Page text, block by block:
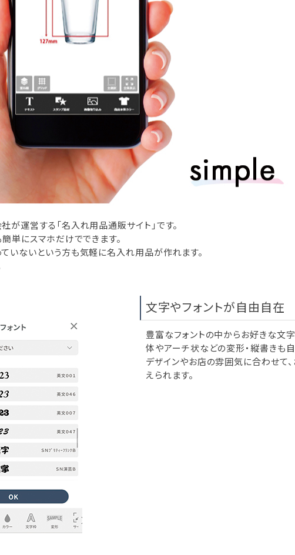
が運営する「名入れ用品通販サイト」です。
簡単にスマホだけでできます。
いないという方も気軽に名入れ用品が作れます。
文字やフォントが自由自在
豊富なフォントの中からお好きな文
体やアーチ状などの変形・縦書きも
デザインやお店の雰囲気に合わせて、
えられます。